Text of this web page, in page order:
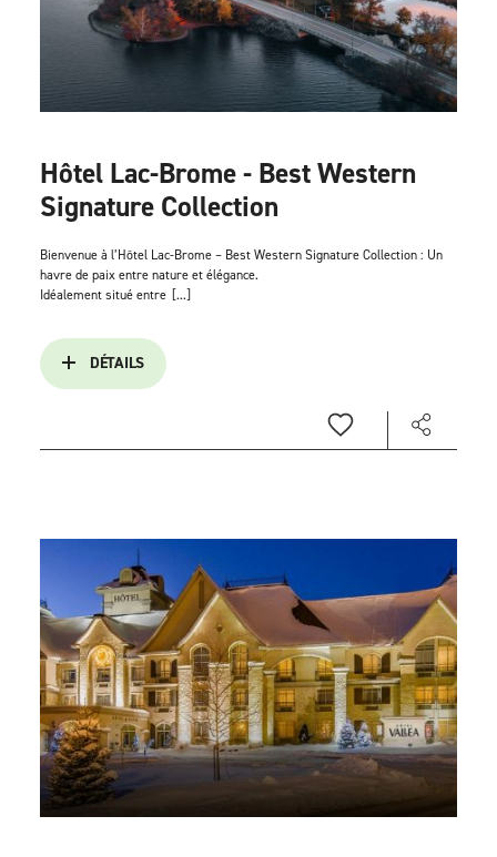
Hôtel Lac-Brome - Best Western
Signature Collection
Bienvenue à l’Hôtel Lac-Brome – Best Western Signature Collection : Un
havre de paix entre nature et élégance.
Idéalement situé entre [...]
DÉTAILS